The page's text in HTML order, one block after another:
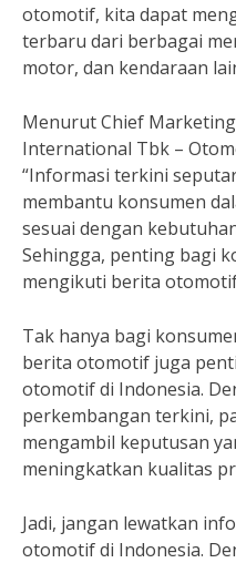
otomotif, kita dapat
terbaru dari berbagai
motor, dan kendaraan
Menurut Chief
International Tbk –
“Informasi terkini
membantu konsumen
sesuai dengan
Sehingga, penting bagi
mengikuti berita
Tak hanya bagi
berita otomotif juga
otomotif di Indonesia.
perkembangan terkini,
mengambil keputusan
meningkatkan kualitas
Jadi, jangan lewatkan
otomotif di Indonesia.